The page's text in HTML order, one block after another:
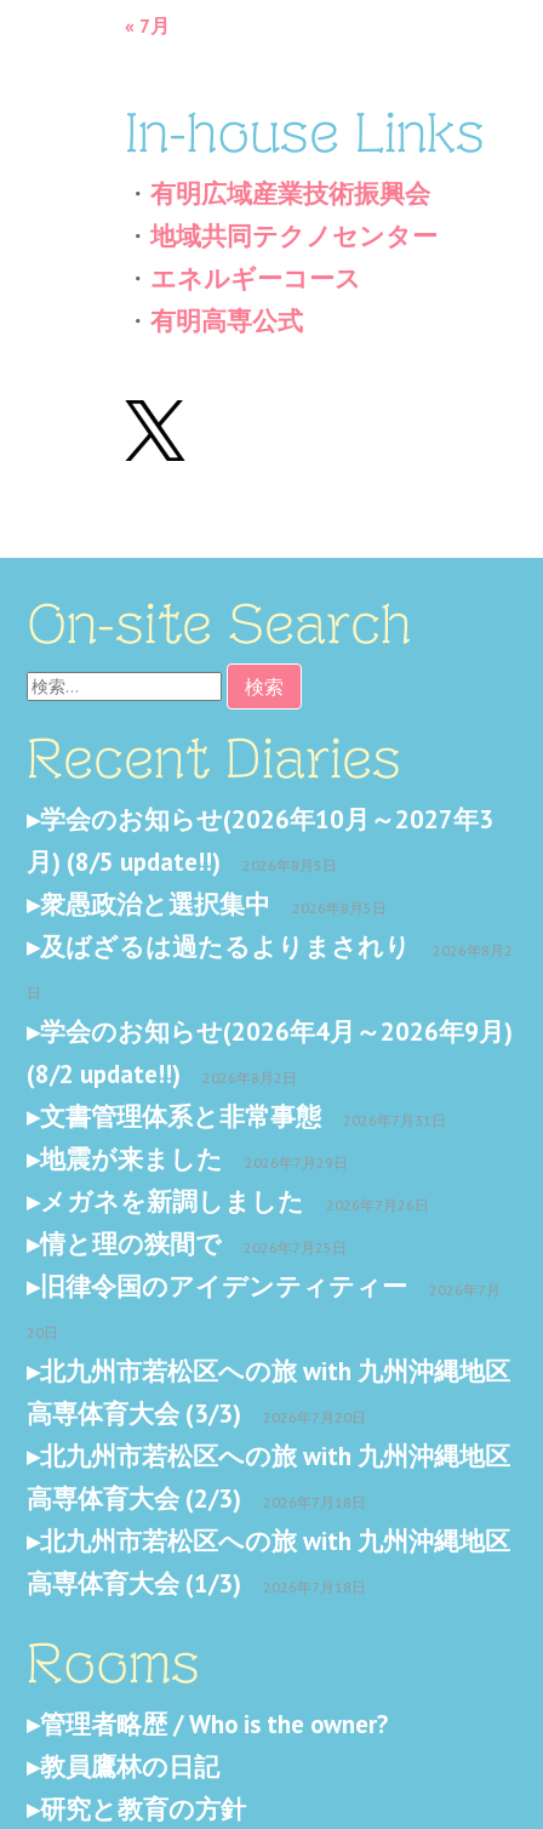
« 7月
In-house Links
・有明広域産業技術振興会
・地域共同テクノセンター
・ エネルギーコース
・有明高専公式
On-site Search
検
索:
Recent Diaries
学会のお知らせ(2026年10月～2027年3
月) (8/5 update!!)
2026年8月5日
衆愚政治と選択集中 2026年8月5日
及ばざるは過たるよりまされり 2026年8月2
日
学会のお知らせ(2026年4月～2026年9月)
(8/2 update!!)
2026年8月2日
文書管理体系と非常事態 2026年7月31日
地震が来ました 2026年7月29日
メガネを新調しました 2026年7月26日
情と理の狭間で 2026年7月25日
旧律令国のアイデンティティー 2026年7月
20日
北九州市若松区への旅 with 九州沖縄地区
高専体育大会 (3/3)
2026年7月20日
北九州市若松区への旅 with 九州沖縄地区
高専体育大会 (2/3)
2026年7月18日
北九州市若松区への旅 with 九州沖縄地区
高専体育大会 (1/3)
2026年7月18日
Rooms
管理者略歴 / Who is the owner?
教員鷹林の日記
研究と教育の方針